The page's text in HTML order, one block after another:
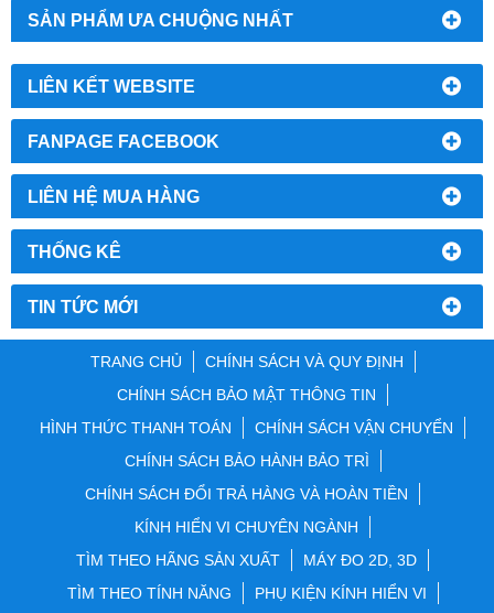
SẢN PHẨM ƯA CHUỘNG NHẤT
LIÊN KẾT WEBSITE
FANPAGE FACEBOOK
LIÊN HỆ MUA HÀNG
THỐNG KÊ
TIN TỨC MỚI
TRANG CHỦ
CHÍNH SÁCH VÀ QUY ĐỊNH
CHÍNH SÁCH BẢO MẬT THÔNG TIN
HÌNH THỨC THANH TOÁN
CHÍNH SÁCH VẬN CHUYỂN
CHÍNH SÁCH BẢO HÀNH BẢO TRÌ
CHÍNH SÁCH ĐỔI TRẢ HÀNG VÀ HOÀN TIỀN
KÍNH HIỂN VI CHUYÊN NGÀNH
TÌM THEO HÃNG SẢN XUẤT
MÁY ĐO 2D, 3D
TÌM THEO TÍNH NĂNG
PHỤ KIỆN KÍNH HIỂN VI